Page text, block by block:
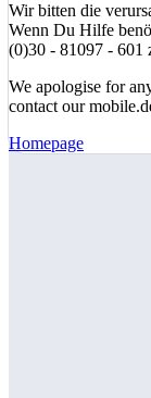
Wir bitten die
Wenn Du Hilfe
(0)30 - 81097 - 601
We apologise for
contact our
Homepage